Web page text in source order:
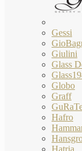
Gessi
Giulini
Glass
Globo
Graff
Hafro